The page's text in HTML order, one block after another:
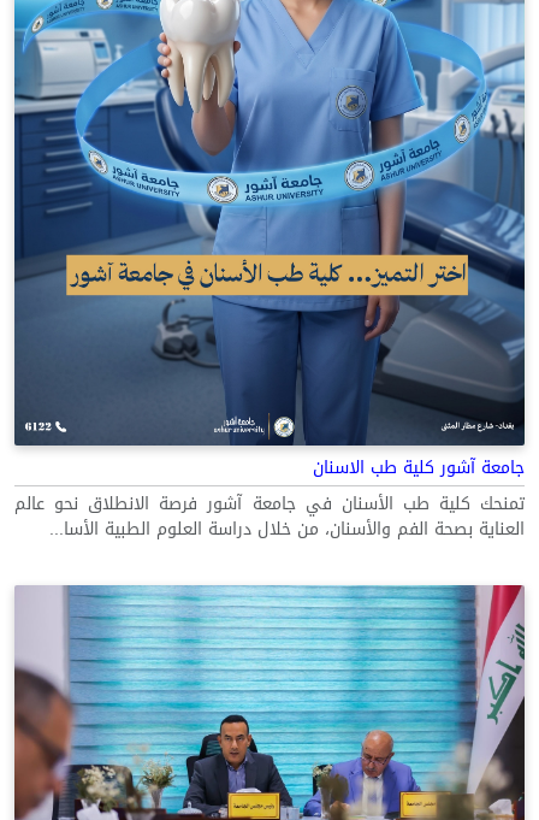
جامعة آشور كلية طب الاسنان
تمنحك كلية طب الأسنان في جامعة آشور فرصة الانطلاق نحو عالم
العناية بصحة الفم والأسنان، من خلال دراسة العلوم الطبية الأسا...